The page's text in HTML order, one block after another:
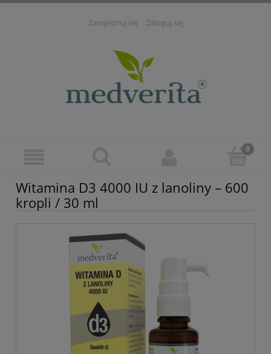
Zarejestruj się Zaloguj się
Witamina D3 4000 IU z lanoliny – 600
kropli / 30 ml